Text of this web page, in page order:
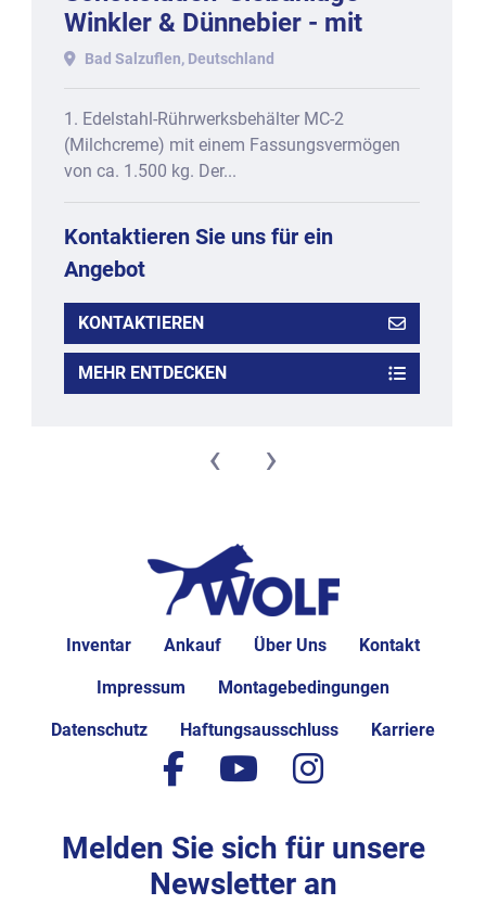
Winkler & Dünnebier - mit
One-Shot + Triple-Shot-
Funktion, bestehend aus
Bad Salzuflen, Deutschland
1. Edelstahl-Rührwerksbehälter MC-2
(Milchcreme) mit einem Fassungsvermögen
von ca. 1.500 kg. Der...
Kontaktieren Sie uns für ein
Angebot
KONTAKTIEREN
MEHR ENTDECKEN
‹ ›
Inventar Ankauf Über Uns Kontakt
Impressum Montagebedingungen
Datenschutz Haftungsausschluss Karriere
facebook
youtubeinstagram
Melden Sie sich für unsere
Newsletter an